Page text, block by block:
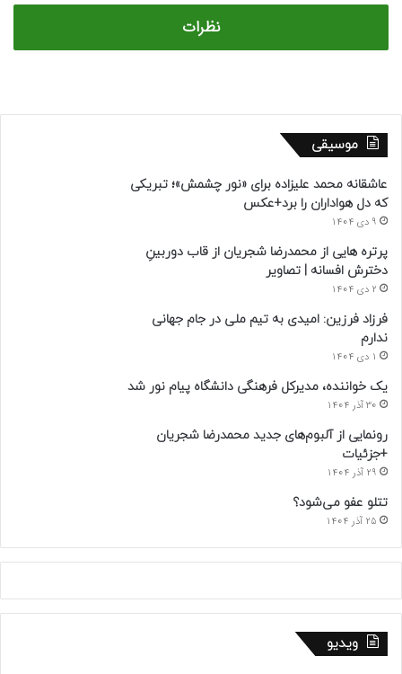
نظرات
موسیقی
عاشقانه محمد علیزاده برای «نور چشمش»؛ تبریکی
که دل هواداران را برد+عکس
9 دی 1404
پرتره هایی از محمدرضا شجریان از قاب دوربینِ
دخترش افسانه | تصاویر
2 دی 1404
فرزاد فرزین: امیدی به تیم ملی در جام جهانی
ندارم
1 دی 1404
یک خواننده، مدیرکل فرهنگی دانشگاه پیام نور شد
30 آذر 1404
رونمایی از آلبوم‌های جدید محمدرضا شجریان
+جزئیات
29 آذر 1404
تتلو عفو می‌شود؟
25 آذر 1404
ویدیو